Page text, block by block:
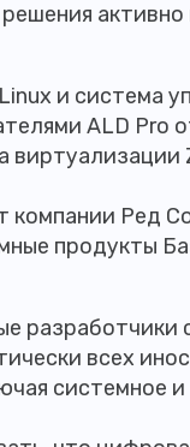
и система
ALD Pro
виртуализации
компании Ред
продукты
разработчики
всех
системное